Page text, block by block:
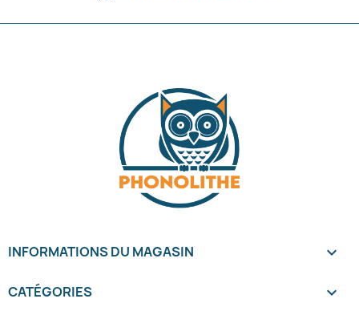
INFORMATIONS DU MAGASIN keyboard_arrow_down
CATÉGORIES 